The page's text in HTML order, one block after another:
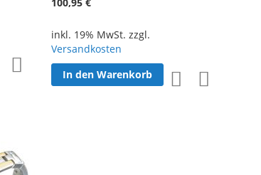
WunschlisteVergleichsliste
inkl. 19% MwSt. zzgl.
Versandkosten
In den Warenkorb